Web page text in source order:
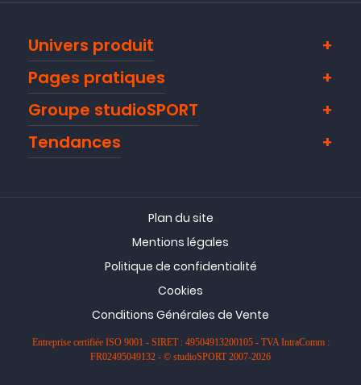
Univers produit
Pages pratiques
Groupe studioSPORT
Tendances
Plan du site
Mentions légales
Politique de confidentialité
Cookies
Conditions Générales de Vente
Entreprise certifiée ISO 9001 - SIRET : 49504913200105 - TVA IntraComm :
FR02495049132 - © studioSPORT 2007-2026